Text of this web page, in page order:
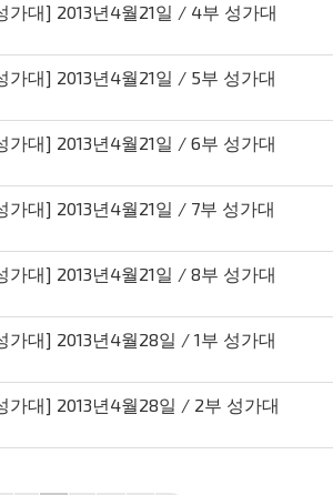
가대] 2013년4월21일 / 4부 성가대
가대] 2013년4월21일 / 5부 성가대
가대] 2013년4월21일 / 6부 성가대
가대] 2013년4월21일 / 7부 성가대
가대] 2013년4월21일 / 8부 성가대
가대] 2013년4월28일 / 1부 성가대
가대] 2013년4월28일 / 2부 성가대